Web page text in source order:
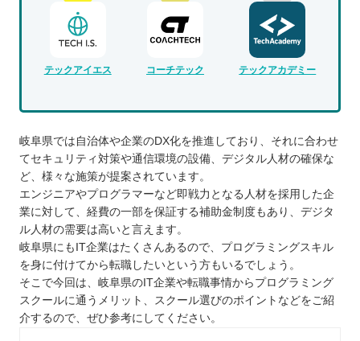
テックアイエス コーチテック テックアカデミー
岐阜県では自治体や企業のDX化を推進しており、それに合わせ
てセキュリティ対策や通信環境の設備、デジタル人材の確保な
ど、様々な施策が提案されています。
エンジニアやプログラマーなど即戦力となる人材を採用した企
業に対して、経費の一部を保証する補助金制度もあり、デジタ
ル人材の需要は高いと言えます。
岐阜県にもIT企業はたくさんあるので、プログラミングスキル
を身に付けてから転職したいという方もいるでしょう。
そこで今回は、岐阜県のIT企業や転職事情からプログラミング
スクールに通うメリット、スクール選びのポイントなどをご紹
介するので、ぜひ参考にしてください。